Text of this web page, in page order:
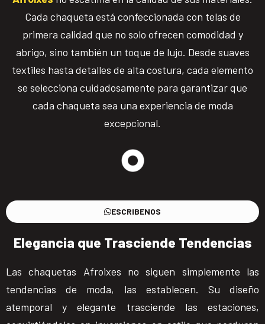
Cada chaqueta está confeccionada con telas de
primera calidad que no solo ofrecen comodidad y
abrigo, sino también un toque de lujo. Desde suaves
textiles hasta detalles de alta costura, cada elemento
se selecciona cuidadosamente para garantizar que
cada chaqueta sea una experiencia de moda
excepcional.
ESCRIBENOS
Elegancia que Trasciende Tendencias
Las chaquetas Afroixes no siguen simplemente las
tendencias de moda, las establecen. Su diseño
atemporal y elegante trasciende las estaciones,